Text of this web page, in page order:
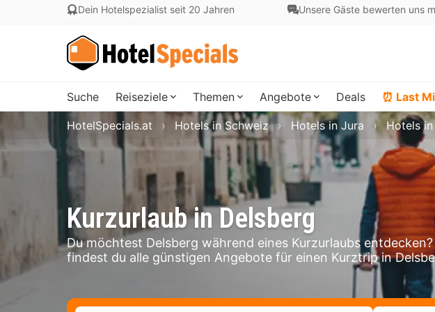
Dein Hotelspezialist seit 20 Jahren Unsere Gäste bewerten uns
Suche Reiseziele Themen Angebote Deals ⏰ Last
Kurzurlaub in Delsberg
Du möchtest Delsberg während eines Kurzurlaubs
findest du alle günstigen Angebote für einen Kurztrip in
HotelSpecials.at Hotels in Schweiz Hotels in Jura Hotels